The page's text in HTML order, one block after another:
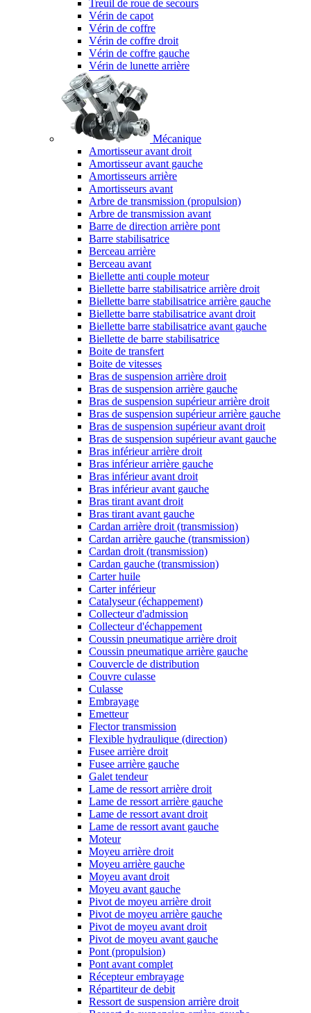
Treuil de roue de secours
Vérin de capot
Vérin de coffre
Vérin de coffre droit
Vérin de coffre gauche
Vérin de lunette arrière
Mécanique
Amortisseur avant droit
Amortisseur avant gauche
Amortisseurs arrière
Amortisseurs avant
Arbre de transmission (propulsion)
Arbre de transmission avant
Barre de direction arrière pont
Barre stabilisatrice
Berceau arrière
Berceau avant
Biellette anti couple moteur
Biellette barre stabilisatrice arrière droit
Biellette barre stabilisatrice arrière gauche
Biellette barre stabilisatrice avant droit
Biellette barre stabilisatrice avant gauche
Biellette de barre stabilisatrice
Boite de transfert
Boite de vitesses
Bras de suspension arrière droit
Bras de suspension arrière gauche
Bras de suspension supérieur arrière droit
Bras de suspension supérieur arrière gauche
Bras de suspension supérieur avant droit
Bras de suspension supérieur avant gauche
Bras inférieur arrière droit
Bras inférieur arrière gauche
Bras inférieur avant droit
Bras inférieur avant gauche
Bras tirant avant droit
Bras tirant avant gauche
Cardan arrière droit (transmission)
Cardan arrière gauche (transmission)
Cardan droit (transmission)
Cardan gauche (transmission)
Carter huile
Carter inférieur
Catalyseur (échappement)
Collecteur d'admission
Collecteur d'échappement
Coussin pneumatique arrière droit
Coussin pneumatique arrière gauche
Couvercle de distribution
Couvre culasse
Culasse
Embrayage
Emetteur
Flector transmission
Flexible hydraulique (direction)
Fusee arrière droit
Fusee arrière gauche
Galet tendeur
Lame de ressort arrière droit
Lame de ressort arrière gauche
Lame de ressort avant droit
Lame de ressort avant gauche
Moteur
Moyeu arrière droit
Moyeu arrière gauche
Moyeu avant droit
Moyeu avant gauche
Pivot de moyeu arrière droit
Pivot de moyeu arrière gauche
Pivot de moyeu avant droit
Pivot de moyeu avant gauche
Pont (propulsion)
Pont avant complet
Récepteur embrayage
Répartiteur de debit
Ressort de suspension arrière droit